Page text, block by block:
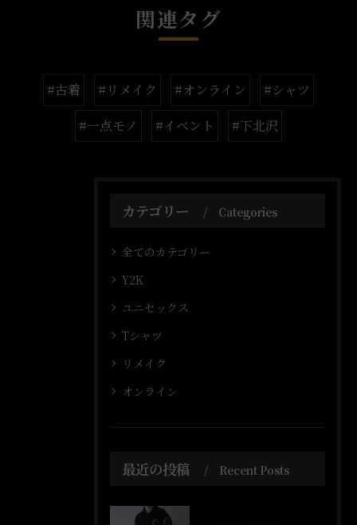
関連タグ
#古着 #リメイク #オンライン
#シャツ
#一点モノ
#イベント #下北沢
カテゴリー Categories
全てのカテゴリー
Y2K
ユニセックス
Tシャツ
リメイク
オンライン
最近の投稿 Recent Posts